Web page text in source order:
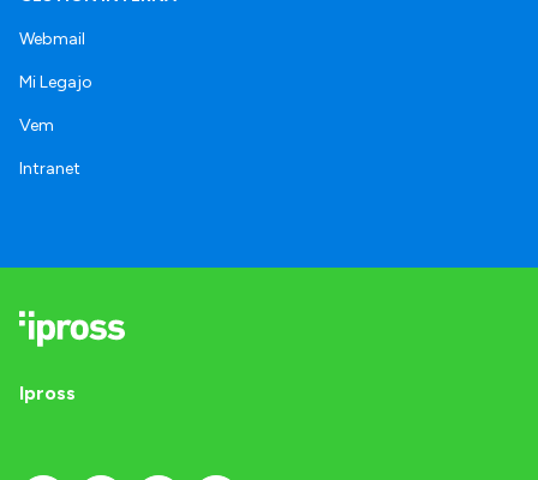
Webmail
Mi Legajo
Vem
Intranet
Ipross